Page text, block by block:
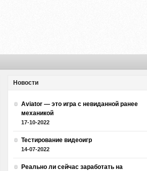
Новости
Aviator — это игра с невиданной ранее
механикой
17-10-2022
Тестирование видеоигр
14-07-2022
Реально ли сейчас заработать на